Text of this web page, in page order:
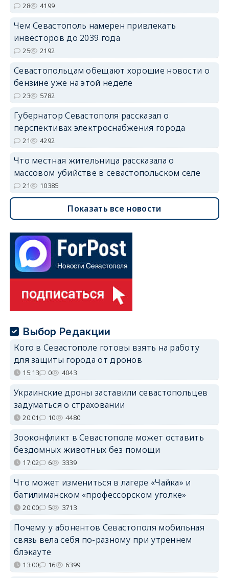
28 4199
Чем Севастополь намерен привлекать
инвесторов до 2039 года
25 2192
Севастопольцам обещают хорошие новости о
бензине уже на этой неделе
23 5782
Губернатор Севастополя рассказал о
перспективах электроснабжения города
21 4292
Что местная жительница рассказала о
массовом убийстве в севастопольском селе
21 10385
Показать все новости
Выбор Редакции
Кого в Севастополе готовы взять на работу
для защиты города от дронов
15:13 0 4043
Украинские дроны заставили севастопольцев
задуматься о страховании
20:01 10 4480
Зооконфликт в Севастополе может оставить
бездомных животных без помощи
17:02 6 3339
Что может измениться в лагере «Чайка» и
батилиманском «профессорском уголке»
20:00 5 3713
Почему у абонентов Севастополя мобильная
связь вела себя по-разному при утреннем
блэкауте
13:00 16 6399